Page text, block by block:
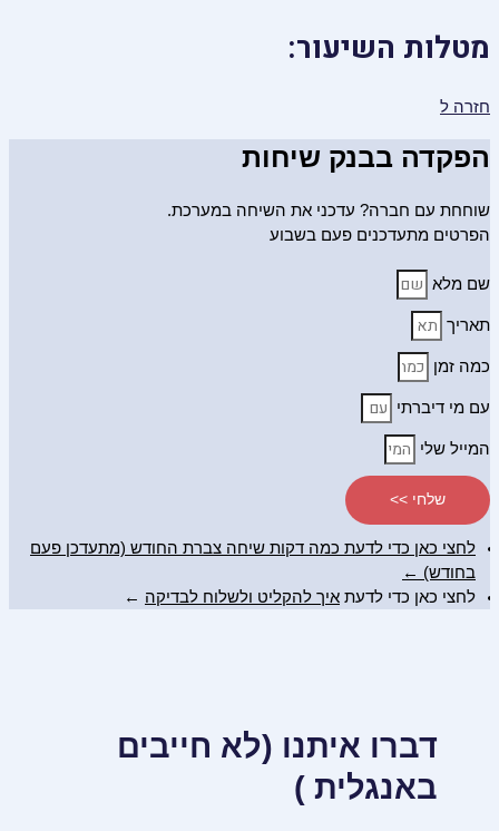
מטלות השיעור:
חזרה ל
הפקדה בבנק שיחות
שוחחת עם חברה? עדכני את השיחה במערכת.
הפרטים מתעדכנים פעם בשבוע
שם מלא
תאריך
כמה זמן
עם מי דיברתי
המייל שלי
שלחי >>
לחצי כאן כדי לדעת כמה דקות שיחה צברת החודש (מתעדכן פעם
בחודש) ←
לחצי כאן כדי לדעת איך להקליט ולשלוח לבדיקה ←
דברו איתנו (לא חייבים
באנגלית )